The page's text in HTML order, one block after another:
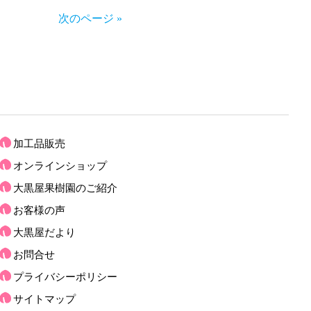
次のページ »
加工品販売
オンラインショップ
大黒屋果樹園のご紹介
お客様の声
大黒屋だより
お問合せ
プライバシーポリシー
サイトマップ